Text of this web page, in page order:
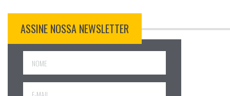
ASSINE NOSSA NEWSLETTER